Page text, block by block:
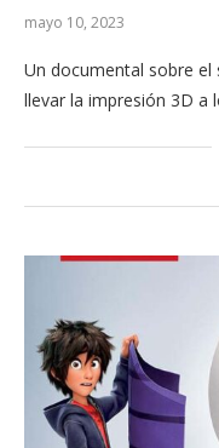
mayo 10, 2023
Un documental sobre el
llevar la impresión 3D a